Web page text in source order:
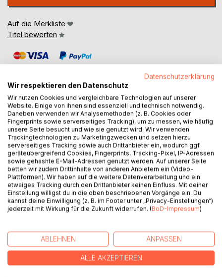
Auf die Merkliste
Titel bewerten
BESCHREIBUNG
Wie bleibt am Ende des Monats Geld zur Verfügung?
Hier lässt sich von früheren Generationen lernen, nur das
auszugeben, was einem zur Verfügung steht. Es ist das
Bewusstsein, darum wofür das Geld ausgegeben wird und
wohin es fließt. Wissen und etwas Disziplin sind die Pfeiler,
die helfen, mit den eigenen Ressourcen sinnvoll umgehen
zu können und mehr zur Verfügung zu haben, als zuvor.
AUTOR/IN
Datenschutzerklärung
Wir respektieren den Datenschutz
Wir nutzen Cookies und vergleichbare Technologien auf unserer
Website. Einige von ihnen sind essenziell und technisch notwendig.
Daneben verwenden wir Analysemethoden (z. B. Cookies oder
Fingerprints sowie serverseitiges Tracking), um zu messen, wie häufig
unsere Seite besucht und wie sie genutzt wird. Wir verwenden
Trackingtechnologien zu Marketingzwecken und setzen hierzu
serverseitiges Tracking sowie auch Drittanbieter ein, wodurch ggf.
geräteübergreifend Cookies, Fingerprints, Tracking-Pixel, IP-Adressen
sowie gehashte E-Mail-Adressen genutzt werden. Auf unserer Seite
betten wir zudem Drittinhalte von anderen Anbietern ein (Video-
Plattformen). Wir haben auf die weitere Datenverarbeitung und ein
etwaiges Tracking durch den Drittanbieter keinen Einfluss. Mit deiner
Einstellung willigst du in die oben beschriebenen Vorgänge ein. Du
kannst deine Einwilligung (z. B. im Footer unter „Privacy-Einstellungen“)
jederzeit mit Wirkung für die Zukunft widerrufen. (BoD-Impressum)
ABLEHNEN ANPASSEN
ALLE AKZEPTIEREN